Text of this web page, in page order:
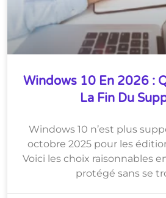
Windows 10 En 2026 :
La Fin Du
Windows 10 n’est plus
octobre 2025 pour les
Voici les choix raisonnables
protégé sans se